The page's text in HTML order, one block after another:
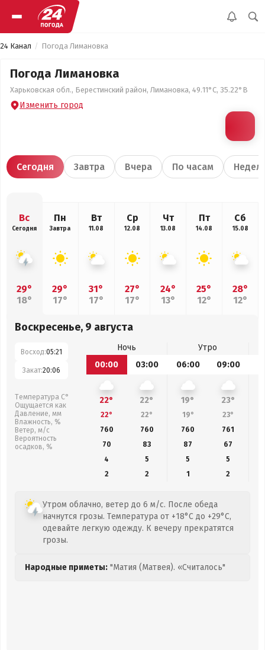
24 Канал Погода Лимановка
Погода Лимановка
Харьковская обл., Берестинский район, Лимановка, 49.11°С, 35.22°В
Изменить город
Сегодня Завтра Вчера По часам
Вс
Сегодня
29°
18°
Пн
Завтра
29°
17°
Вт
11.08
31°
17°
Ср
12.08
27°
17°
Чт
13.08
24°
13°
Пт
14.08
25°
12°
Сб
15.08
28°
12°
Воскресенье, 9 августа
Восход:05:21
Закат:20:06
Температура С°
Ощущается как
Давление, мм
Влажность, %
Ветер, м/с
Вероятность
осадков, %
Ночь
Утро
00:00
03:00 06:00 09:00
22° 22° 19° 23°
22° 22° 19° 23°
760
760 760 761
70
83 87
67
4
5 5
5
2
2 1 2
Утром облачно, ветер до 6 м/с. После обеда
начнутся грозы. Температура от +18°C до +29°C,
одевайте легкую одежду. К вечеру прекратятся
грозы.
Народные приметы: "Матия (Матвея). «Считалось"